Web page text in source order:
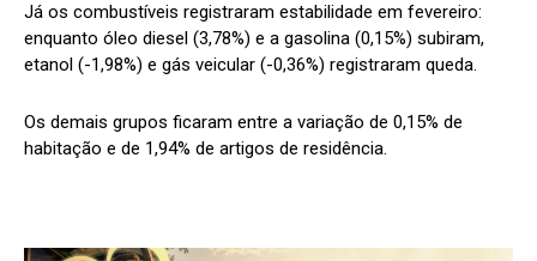
Já os combustíveis registraram estabilidade em fevereiro:
enquanto óleo diesel (3,78%) e a gasolina (0,15%) subiram,
etanol (-1,98%) e gás veicular (-0,36%) registraram queda.
Os demais grupos ficaram entre a variação de 0,15% de
habitação e de 1,94% de artigos de residência.